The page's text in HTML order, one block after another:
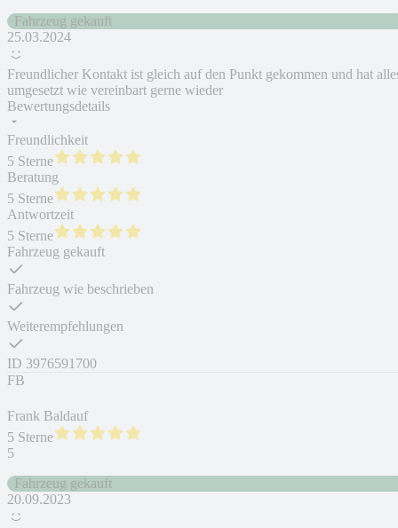
Fahrzeug gekauft
25.03.2024
Freundlicher Kontakt ist gleich auf den Punkt gekommen und hat
umgesetzt wie vereinbart gerne wieder
Bewertungsdetails
Freundlichkeit
5 Sterne
Beratung
5 Sterne
Antwortzeit
5 Sterne
Fahrzeug gekauft
Fahrzeug wie beschrieben
Weiterempfehlungen
ID 3976591700
FB
Frank Baldauf
5 Sterne
5
Fahrzeug gekauft
20.09.2023